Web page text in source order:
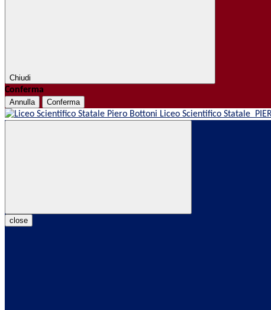
Chiudi
Conferma
Annulla Conferma
Liceo Scientifico Statale
close